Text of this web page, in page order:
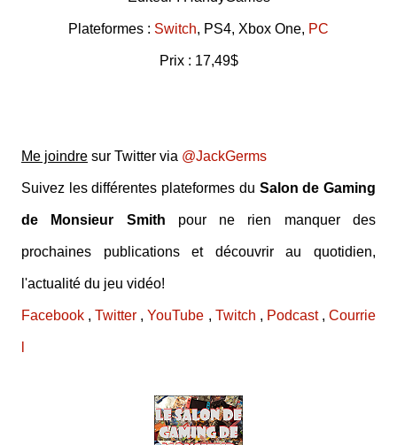
Plateformes : Switch, PS4, Xbox One, PC
Prix : 17,49$
Me joindre sur Twitter via @JackGerms
Suivez les différentes plateformes du Salon de Gaming
de Monsieur Smith pour ne rien manquer des
prochaines publications et découvrir au quotidien,
l'actualité du jeu vidéo!
Facebook ,Twitter ,YouTube , Twitch , Podcast,Courrie